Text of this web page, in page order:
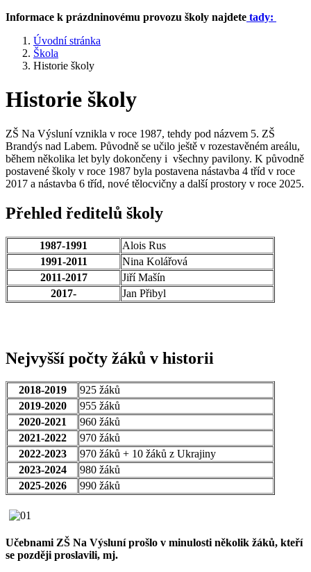
Informace k prázdninovému provozu školy najdete tady:
Úvodní stránka
Škola
Historie školy
Historie školy
ZŠ Na Výsluní vznikla v roce 1987, tehdy pod názvem 5. ZŠ
Brandýs nad Labem. Původně se učilo ještě v rozestavěném areálu,
během několika let byly dokončeny i všechny pavilony. K původně
postavené školy v roce 1987 byla postavena nástavba 4 tříd v roce
2017 a nástavba 6 tříd, nové tělocvičny a další prostory v roce 2025.
Přehled ředitelů školy
1987-1991
Alois Rus
1991-2011
Nina Kolářová
2011-2017
Jiří Mašín
2017-
Jan Přibyl
Nejvyšší počty žáků v historii
2018-2019
925 žáků
2019-2020
955 žáků
2020-2021
960 žáků
2021-2022
970 žáků
2022-2023
970 žáků + 10 žáků z Ukrajiny
2023-2024
980 žáků
2025-2026
990 žáků
Učebnami ZŠ Na Výsluní prošlo v minulosti několik žáků, kteří
se později proslavili, mj.